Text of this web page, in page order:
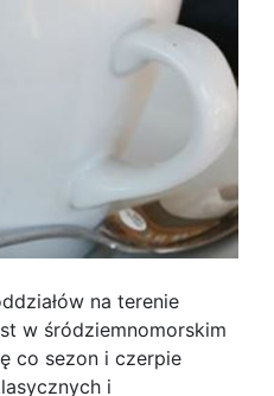
na terenie
w śródziemnomorskim
co sezon i czerpie
i